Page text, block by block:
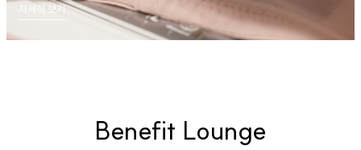
자세히 보기
Benefit Lounge